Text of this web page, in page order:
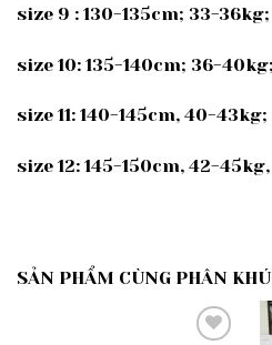
size 9 : 130-135cm; 33-
size 10: 135-140cm; 36-
size 11: 140-145cm, 40-
size 12: 145-150cm, 42-
SẢN PHẨM CÙNG PHÂN